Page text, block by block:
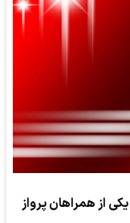
از همراهان پرواز